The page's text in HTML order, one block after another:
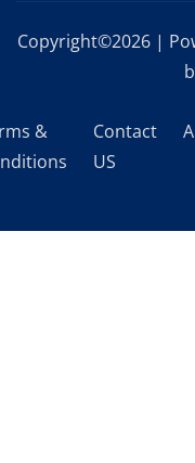
Copyright©2026 |
&
Contact
US